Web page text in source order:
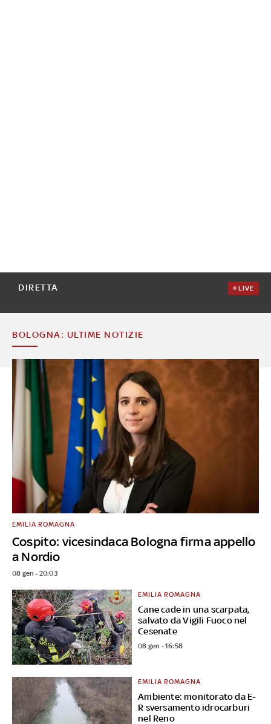
DIRETTA LIVE
BOLOGNA: ULTIME NOTIZIE
Cospito: vicesindaca Bologna firma appello
a Nordio
EMILIA ROMAGNA
08 gen - 20:03
Cane cade in una scarpata,
salvato da Vigili Fuoco nel
Cesenate
EMILIA ROMAGNA
08 gen - 16:58
Ambiente: monitorato da E-
R sversamento idrocarburi
nel Reno
EMILIA ROMAGNA